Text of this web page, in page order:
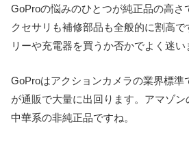
GoProの悩みのひとつが純正品の高さ
クセサリも補修部品も全般的に割高
リーや充電器を買うか否かでよく迷い
GoProはアクションカメラの業界標準
が通販で大量に出回ります。アマゾ
中華系の非純正品ですね。